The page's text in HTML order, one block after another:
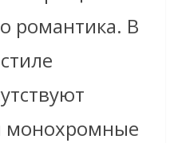
романтика. В
монохромные